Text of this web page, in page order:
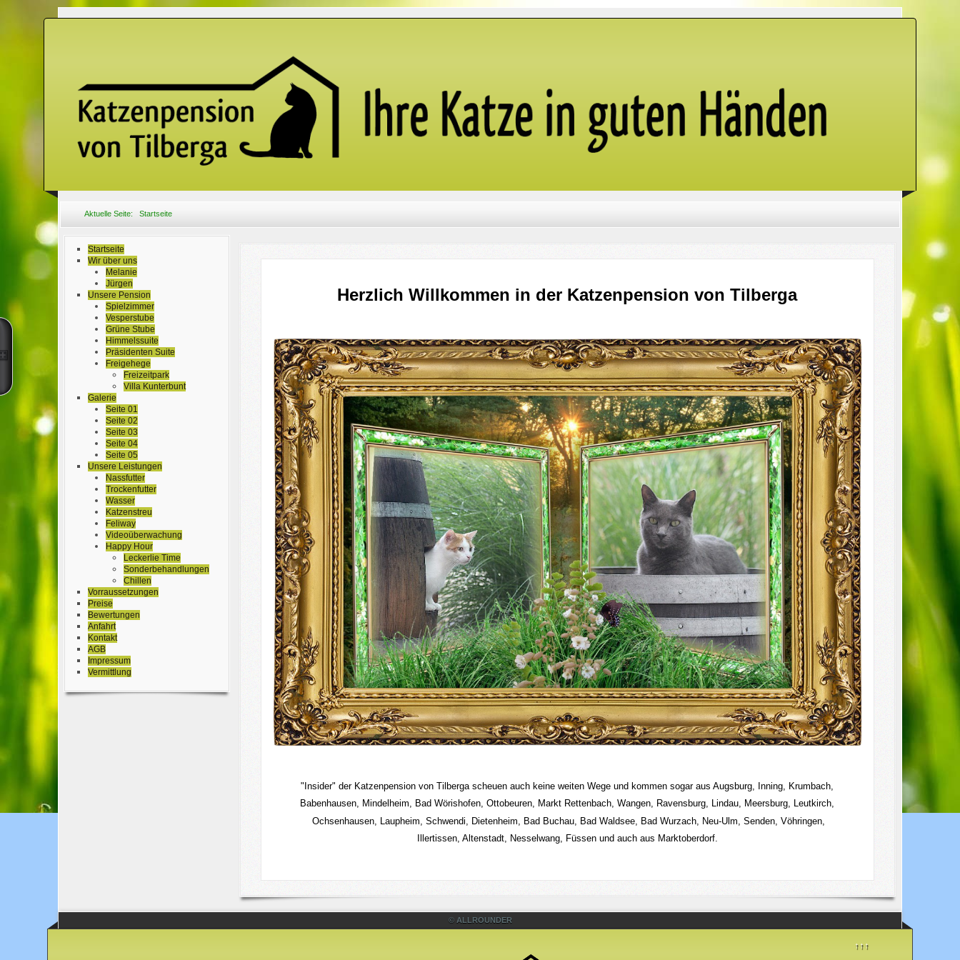
Aktuelle Seite:Startseite
Startseite
Wir über uns
Melanie
Jürgen
Unsere Pension
Spielzimmer
Vesperstube
Grüne Stube
Himmelssuite
Präsidenten Suite
Freigehege
Freizeitpark
Villa Kunterbunt
Galerie
Seite 01
Seite 02
Seite 03
Seite 04
Seite 05
Unsere Leistungen
Nassfutter
Trockenfutter
Wasser
Katzenstreu
Feliway
Videoüberwachung
Happy Hour
Leckerlie Time
Sonderbehandlungen
Chillen
Vorraussetzungen
Preise
Bewertungen
Anfahrt
Kontakt
AGB
Impressum
Vermittlung
Herzlich Willkommen in der Katzenpension von Tilberga
"Insider" der Katzenpension von Tilberga scheuen auch keine weiten Wege und kommen sogar ausAugsburg, Inning, Krumbach,
Babenhausen, Mindelheim, Bad Wörishofen, Ottobeuren, Markt Rettenbach,Wangen, Ravensburg, Lindau, Meersburg, Leutkirch,
Ochsenhausen, Laupheim, Schwendi, Dietenheim, Bad Buchau, Bad Waldsee, Bad Wurzach, Neu-Ulm, Senden, Vöhringen,
Illertissen, Altenstadt, Nesselwang, Füssen und auch aus Marktoberdorf.
© ALLROUNDER
↑↑↑